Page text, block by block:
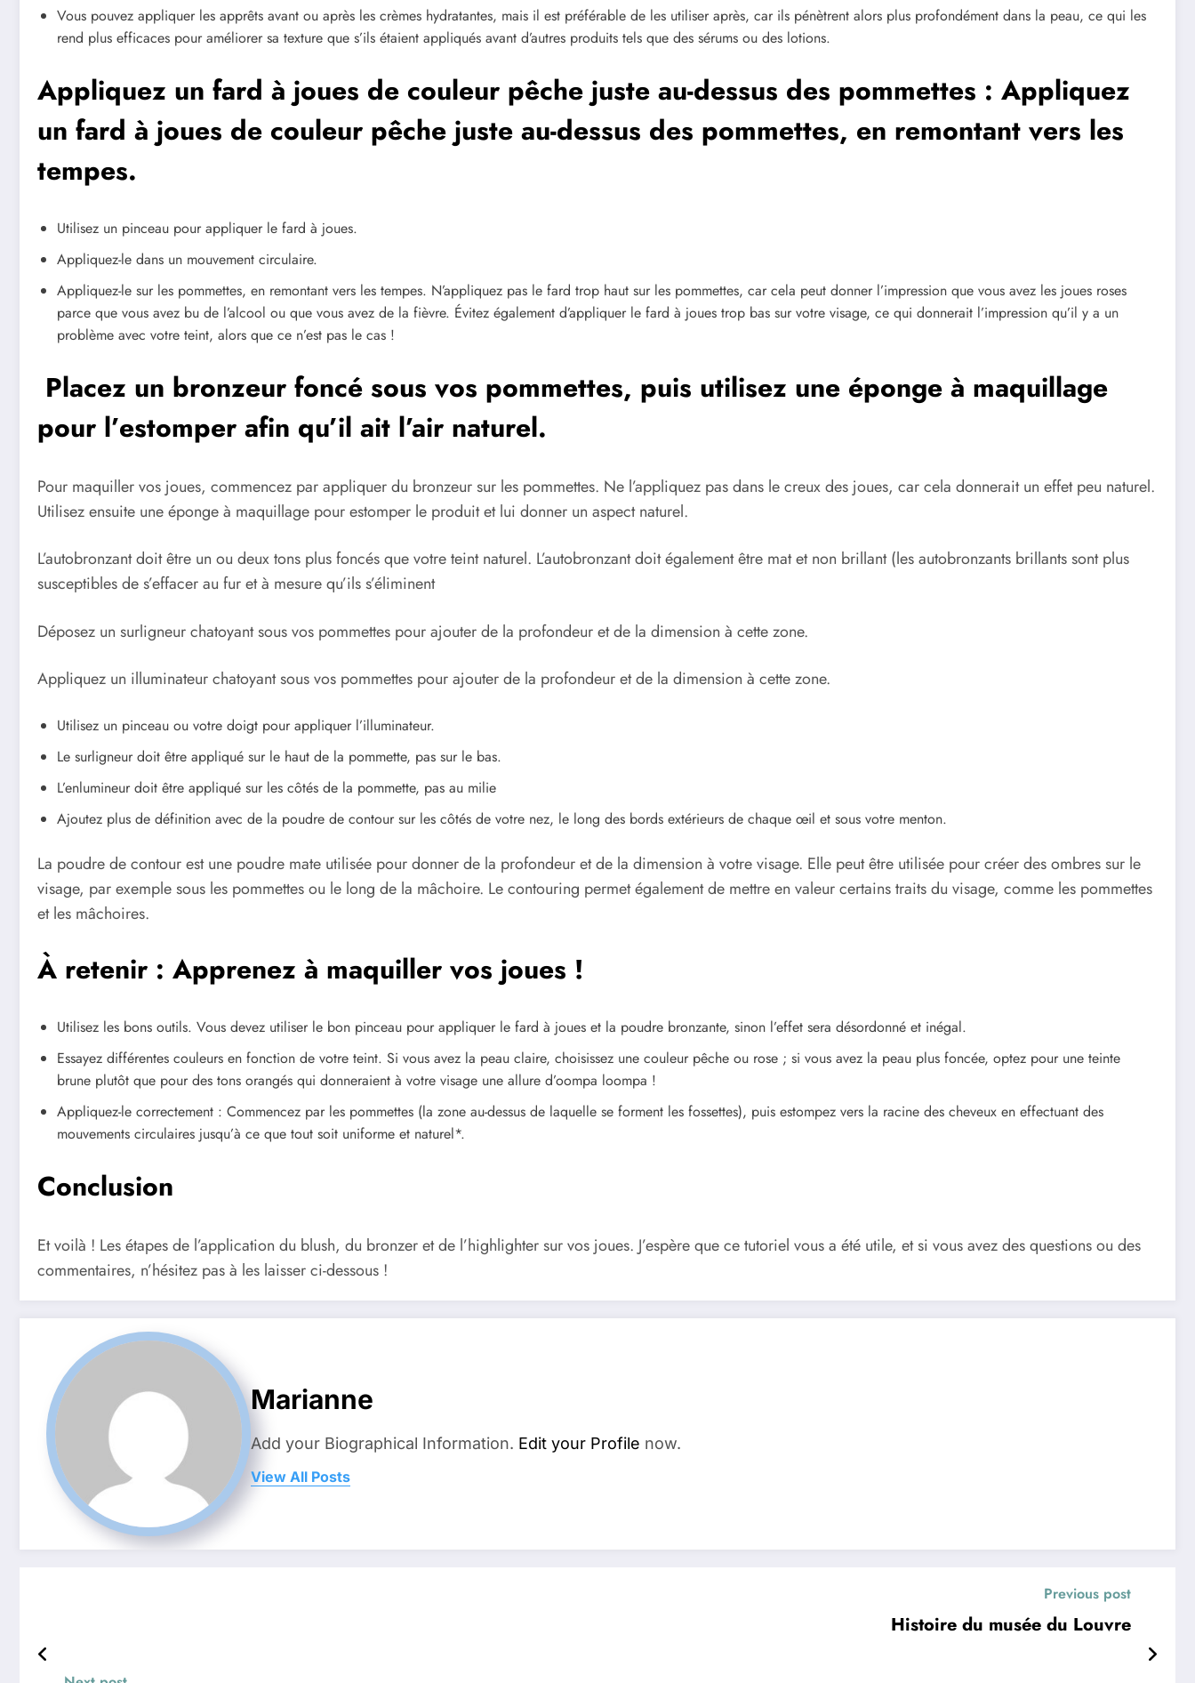
Vous pouvez appliquer les apprêts avant ou après les crèmes hydratantes, mais il est préférable de les utiliser après, car ils pénètrent alors plus profondément dans la peau, ce qui les
rend plus efficaces pour améliorer sa texture que s’ils étaient appliqués avant d’autres produits tels que des sérums ou des lotions.
Appliquez un fard à joues de couleur pêche juste au-dessus des pommettes : Appliquez
un fard à joues de couleur pêche juste au-dessus des pommettes, en remontant vers les
tempes.
Utilisez un pinceau pour appliquer le fard à joues.
Appliquez-le dans un mouvement circulaire.
Appliquez-le sur les pommettes, en remontant vers les tempes. N’appliquez pas le fard trop haut sur les pommettes, car cela peut donner l’impression que vous avez les joues roses
parce que vous avez bu de l’alcool ou que vous avez de la fièvre. Évitez également d’appliquer le fard à joues trop bas sur votre visage, ce qui donnerait l’impression qu’il y a un
problème avec votre teint, alors que ce n’est pas le cas !
Placez un bronzeur foncé sous vos pommettes, puis utilisez une éponge à maquillage
pour l’estomper afin qu’il ait l’air naturel.
Pour maquiller vos joues, commencez par appliquer du bronzeur sur les pommettes. Ne l’appliquez pas dans le creux des joues, car cela donnerait un effet peu naturel.
Utilisez ensuite une éponge à maquillage pour estomper le produit et lui donner un aspect naturel.
L’autobronzant doit être un ou deux tons plus foncés que votre teint naturel. L’autobronzant doit également être mat et non brillant (les autobronzants brillants sont plus
susceptibles de s’effacer au fur et à mesure qu’ils s’éliminent
Déposez un surligneur chatoyant sous vos pommettes pour ajouter de la profondeur et de la dimension à cette zone.
Appliquez un illuminateur chatoyant sous vos pommettes pour ajouter de la profondeur et de la dimension à cette zone.
Utilisez un pinceau ou votre doigt pour appliquer l’illuminateur.
Le surligneur doit être appliqué sur le haut de la pommette, pas sur le bas.
L’enlumineur doit être appliqué sur les côtés de la pommette, pas au milie
Ajoutez plus de définition avec de la poudre de contour sur les côtés de votre nez, le long des bords extérieurs de chaque œil et sous votre menton.
La poudre de contour est une poudre mate utilisée pour donner de la profondeur et de la dimension à votre visage. Elle peut être utilisée pour créer des ombres sur le
visage, par exemple sous les pommettes ou le long de la mâchoire. Le contouring permet également de mettre en valeur certains traits du visage, comme les pommettes
et les mâchoires.
À retenir : Apprenez à maquiller vos joues !
Utilisez les bons outils. Vous devez utiliser le bon pinceau pour appliquer le fard à joues et la poudre bronzante, sinon l’effet sera désordonné et inégal.
Essayez différentes couleurs en fonction de votre teint. Si vous avez la peau claire, choisissez une couleur pêche ou rose ; si vous avez la peau plus foncée, optez pour une teinte
brune plutôt que pour des tons orangés qui donneraient à votre visage une allure d’oompa loompa !
Appliquez-le correctement : Commencez par les pommettes (la zone au-dessus de laquelle se forment les fossettes), puis estompez vers la racine des cheveux en effectuant des
mouvements circulaires jusqu’à ce que tout soit uniforme et naturel*.
Conclusion
Et voilà ! Les étapes de l’application du blush, du bronzer et de l’highlighter sur vos joues. J’espère que ce tutoriel vous a été utile, et si vous avez des questions ou des
commentaires, n’hésitez pas à les laisser ci-dessous !
Marianne
Add your Biographical Information. Edit your Profile now.
View All Posts
Previous post
Histoire du musée du Louvre